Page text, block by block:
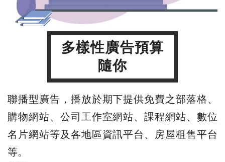
多樣性廣告預算
隨你
聯播型廣告，播放於期下提供免費之部落格、
購物網站、公司工作室網站、課程網站、數位
名片網站等及各地區資訊平台、房屋租售平台
等。